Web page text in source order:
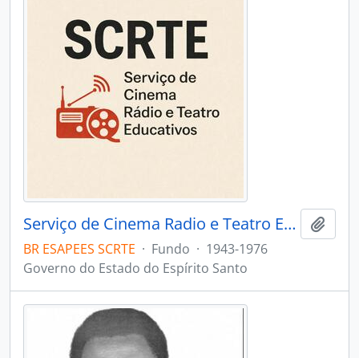
Serviço de Cinema Radio e Teatro Educativos
BR ESAPEES SCRTE · Fundo · 1943-1976
Governo do Estado do Espírito Santo